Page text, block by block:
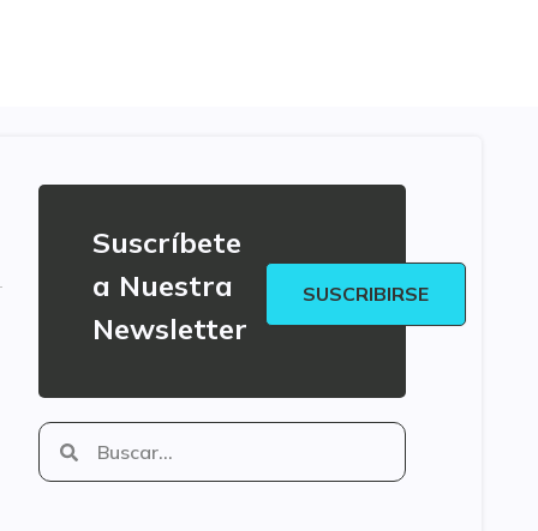
Suscríbete
a Nuestra
Newsletter
SUSCRIBIRSE